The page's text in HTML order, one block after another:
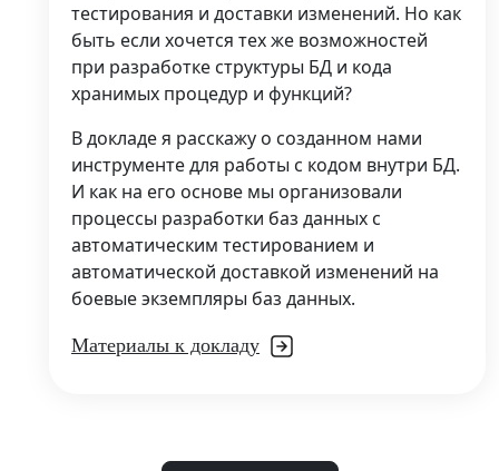
тестирования и доставки изменений. Но как
быть если хочется тех же возможностей
при разработке структуры БД и кода
хранимых процедур и функций?
В докладе я расскажу о созданном нами
инструменте для работы с кодом внутри БД.
И как на его основе мы организовали
процессы разработки баз данных с
автоматическим тестированием и
автоматической доставкой изменений на
боевые экземпляры баз данных.
Материалы к докладу